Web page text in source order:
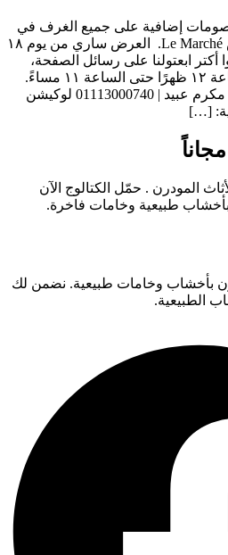
إضافية على جميع الغرف في
جلوريا للأثاث بمناسبة معرض Le Marché. العرض ساري من يوم ١٨
أكتر ابعتولنا على رسائل الصفحة،
وزوروا فروعنا يوميًا من الساعة ١٢ ظهرًا حتى الساعة ١١ مساءً.
فرع القاهرة: مدينة نصر، ٣٦ مكرم عبيد | 01113000740 لوكيشن
[…]
المودرن . حمّل الكتالوج الآن
طبيعية وخامات فاخرة.
بأخشاب وخامات طبيعية. نضمن لك
الطبيعية.